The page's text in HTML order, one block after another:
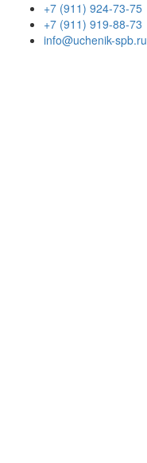
+7 (911) 924-73-75
+7 (911) 919-88-73
info@uchenik-spb.ru